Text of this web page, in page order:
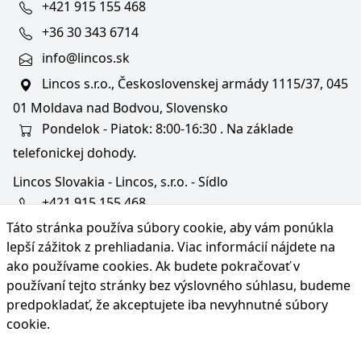
Táto stránka používa súbory cookie, aby vám ponúkla
lepší zážitok z prehliadania. Viac informácií nájdete na
ako používame cookies. Ak budete pokračovať v
používaní tejto stránky bez výslovného súhlasu, budeme
predpokladať, že akceptujete iba nevyhnutné súbory
cookie.
+421 915 155 468
+36 30 343 6714
info@lincos.sk
Lincos s.r.o., Československej armády 1115/37, 045
01 Moldava nad Bodvou, Slovensko
Pondelok - Piatok: 8:00-16:30 . Na základe
telefonickej dohody.
Lincos Slovakia - Lincos, s.r.o. - Sídlo
+421 915 155 468
+36/30 343 6714
bratislava@lincos.sk
Lincos s.r.o., Rustaveliho 4, 831 06 Bratislava - m. č.
Rača, Slovensko
Iba sídlo firmy